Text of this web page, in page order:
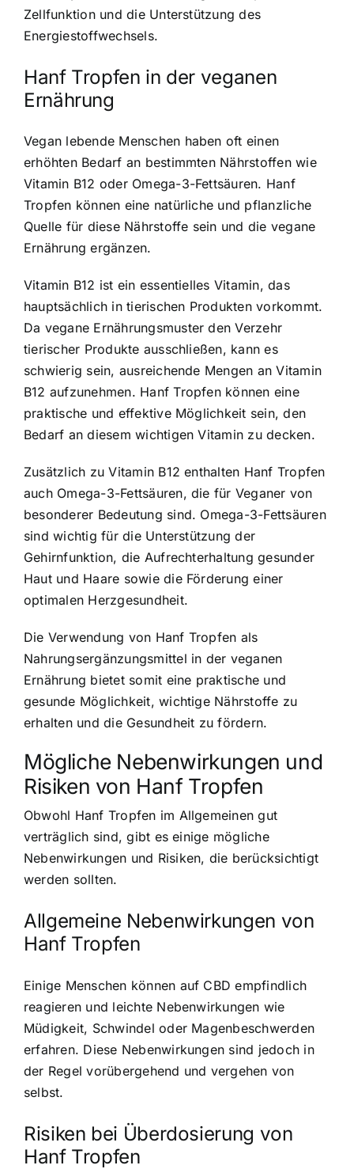
Zellfunktion und die Unterstützung des
Energiestoffwechsels.
Hanf Tropfen in der veganen
Ernährung
Vegan lebende Menschen haben oft einen
erhöhten Bedarf an bestimmten Nährstoffen wie
Vitamin B12 oder Omega-3-Fettsäuren. Hanf
Tropfen können eine natürliche und pflanzliche
Quelle für diese Nährstoffe sein und die vegane
Ernährung ergänzen.
Vitamin B12 ist ein essentielles Vitamin, das
hauptsächlich in tierischen Produkten vorkommt.
Da vegane Ernährungsmuster den Verzehr
tierischer Produkte ausschließen, kann es
schwierig sein, ausreichende Mengen an Vitamin
B12 aufzunehmen. Hanf Tropfen können eine
praktische und effektive Möglichkeit sein, den
Bedarf an diesem wichtigen Vitamin zu decken.
Zusätzlich zu Vitamin B12 enthalten Hanf Tropfen
auch Omega-3-Fettsäuren, die für Veganer von
besonderer Bedeutung sind. Omega-3-Fettsäuren
sind wichtig für die Unterstützung der
Gehirnfunktion, die Aufrechterhaltung gesunder
Haut und Haare sowie die Förderung einer
optimalen Herzgesundheit.
Die Verwendung von Hanf Tropfen als
Nahrungsergänzungsmittel in der veganen
Ernährung bietet somit eine praktische und
gesunde Möglichkeit, wichtige Nährstoffe zu
erhalten und die Gesundheit zu fördern.
Mögliche Nebenwirkungen und
Risiken von Hanf Tropfen
Obwohl Hanf Tropfen im Allgemeinen gut
verträglich sind, gibt es einige mögliche
Nebenwirkungen und Risiken, die berücksichtigt
werden sollten.
Allgemeine Nebenwirkungen von
Hanf Tropfen
Einige Menschen können auf CBD empfindlich
reagieren und leichte Nebenwirkungen wie
Müdigkeit, Schwindel oder Magenbeschwerden
erfahren. Diese Nebenwirkungen sind jedoch in
der Regel vorübergehend und vergehen von
selbst.
Risiken bei Überdosierung von
Hanf Tropfen